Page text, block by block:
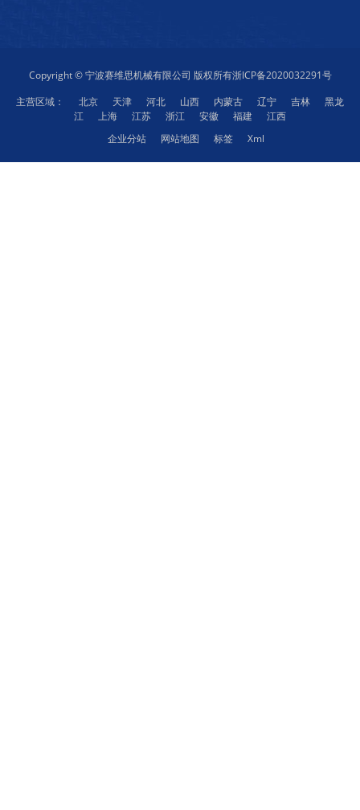
Copyright © 宁波赛维思机械有限公司 版权所有浙ICP备2020032291号
主营区域：
北京 天津 河北 山西 内蒙古 辽宁 吉林
黑龙
江
上海 江苏 浙江 安徽 福建
江西
企业分站
网站地图 标签 Xml